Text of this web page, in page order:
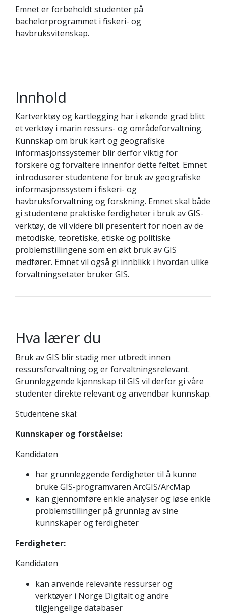
Emnet er forbeholdt studenter på
bachelorprogrammet i fiskeri- og
havbruksvitenskap.
Innhold
Kartverktøy og kartlegging har i økende grad blitt
et verktøy i marin ressurs- og områdeforvaltning.
Kunnskap om bruk kart og geografiske
informasjonssystemer blir derfor viktig for
forskere og forvaltere innenfor dette feltet. Emnet
introduserer studentene for bruk av geografiske
informasjonssystem i fiskeri- og
havbruksforvaltning og forskning. Emnet skal både
gi studentene praktiske ferdigheter i bruk av GIS-
verktøy, de vil videre bli presentert for noen av de
metodiske, teoretiske, etiske og politiske
problemstillingene som en økt bruk av GIS
medfører. Emnet vil også gi innblikk i hvordan ulike
forvaltningsetater bruker GIS.
Hva lærer du
Bruk av GIS blir stadig mer utbredt innen
ressursforvaltning og er forvaltningsrelevant.
Grunnleggende kjennskap til GIS vil derfor gi våre
studenter direkte relevant og anvendbar kunnskap.
Studentene skal:
Kunnskaper og forståelse:
Kandidaten
har grunnleggende ferdigheter til å kunne
bruke GIS-programvaren ArcGIS/ArcMap
kan gjennomføre enkle analyser og løse enkle
problemstillinger på grunnlag av sine
kunnskaper og ferdigheter
Ferdigheter:
Kandidaten
kan anvende relevante ressurser og
verktøyer i Norge Digitalt og andre
tilgjengelige databaser